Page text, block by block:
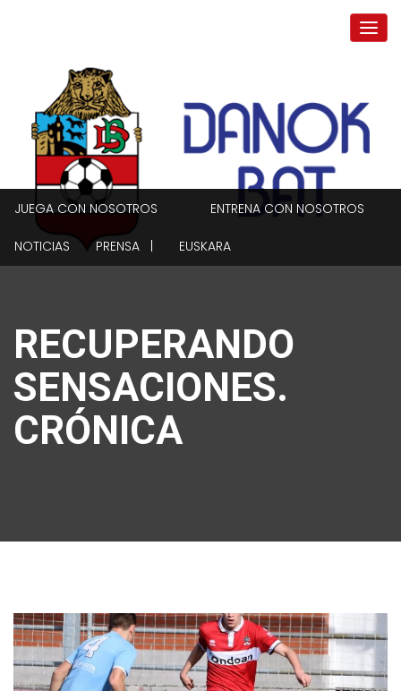
JUEGA CON NOSOTROS ENTRENA CON NOSOTROS
NOTICIAS PRENSA | EUSKARA
RECUPERANDO
SENSACIONES.
CRÓNICA